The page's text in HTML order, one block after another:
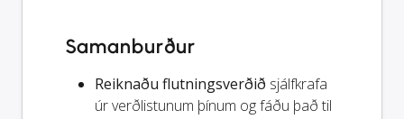
Samanburður
Reiknaðu flutningsverðið sjálfkrafa
úr verðlistunum þínum og fáðu það til